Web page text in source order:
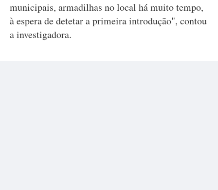
municipais, armadilhas no local há muito tempo,
à espera de detetar a primeira introdução", contou
a investigadora.